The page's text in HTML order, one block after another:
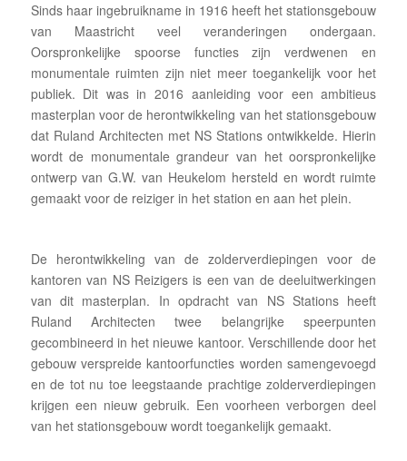
Sinds haar ingebruikname in 1916 heeft het stationsgebouw
van Maastricht veel veranderingen ondergaan.
Oorspronkelijke spoorse functies zijn verdwenen en
monumentale ruimten zijn niet meer toegankelijk voor het
publiek. Dit was in 2016 aanleiding voor een ambitieus
masterplan voor de herontwikkeling van het stationsgebouw
dat Ruland Architecten met NS Stations ontwikkelde. Hierin
wordt de monumentale grandeur van het oorspronkelijke
ontwerp van G.W. van Heukelom hersteld en wordt ruimte
gemaakt voor de reiziger in het station en aan het plein.
De herontwikkeling van de zolderverdiepingen voor de
kantoren van NS Reizigers is een van de deeluitwerkingen
van dit masterplan. In opdracht van NS Stations heeft
Ruland Architecten twee belangrijke speerpunten
gecombineerd in het nieuwe kantoor. Verschillende door het
gebouw verspreide kantoorfuncties worden samengevoegd
en de tot nu toe leegstaande prachtige zolderverdiepingen
krijgen een nieuw gebruik. Een voorheen verborgen deel
van het stationsgebouw wordt toegankelijk gemaakt.